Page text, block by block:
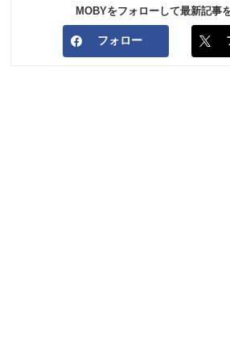
MOBYをフォローして最新記事
フォロー